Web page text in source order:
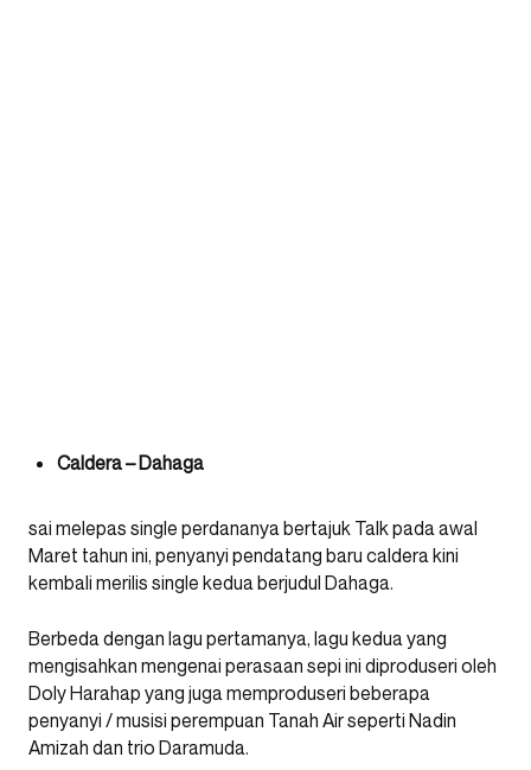
Caldera – Dahaga
sai melepas single perdananya bertajuk Talk pada awal
Maret tahun ini, penyanyi pendatang baru caldera kini
kembali merilis single kedua berjudul Dahaga.
Berbeda dengan lagu pertamanya, lagu kedua yang
mengisahkan mengenai perasaan sepi ini diproduseri oleh
Doly Harahap yang juga memproduseri beberapa
penyanyi / musisi perempuan Tanah Air seperti Nadin
Amizah dan trio Daramuda.